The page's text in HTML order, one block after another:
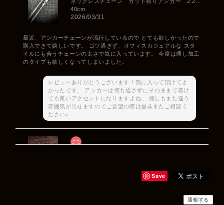
40cm
2026/03/31
最近、アンカーチェーンが流行しているので とても欲しかったので
購入できて嬉しいです。 ゴツ過ぎず、オフィスカジュアルな スタ
イルにも合うチェーンの太さで気に入っています。 今度は燻し加工
のタイプも欲しくなってしまいました。
レビューありがとうございます！気に入って頂けてよ
かったです。 アンカーは何も通さずにそのままで着け
ても良いアクセントになりますよね。 燻しもまた違う
雰囲気が出せますのでご要望の際は是非またご相談く
ださい♪
Save
通報する